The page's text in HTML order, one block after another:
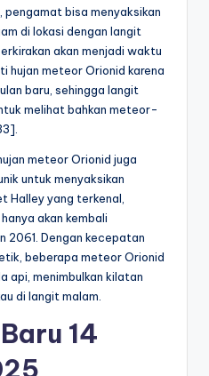
pengamat bisa menyaksikan
di lokasi dengan langit
akan menjadi waktu
hujan meteor Orionid karena
baru, sehingga langit
melihat bahkan meteor-
meteor Orionid juga
untuk menyaksikan
Halley yang terkenal,
akan kembali
2061. Dengan kecepatan
beberapa meteor Orionid
api, menimbulkan kilatan
di langit malam.
14